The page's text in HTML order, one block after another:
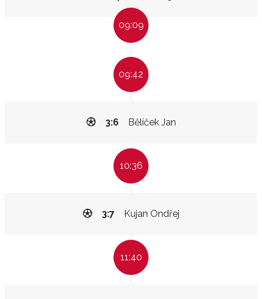
09:09
09:42
Bělíček Jan
3:6
10:36
Kujan Ondřej
3:7
11:40